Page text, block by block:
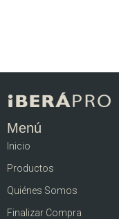
Menú
Inicio
Productos
Quiénes Somos
Finalizar Compra